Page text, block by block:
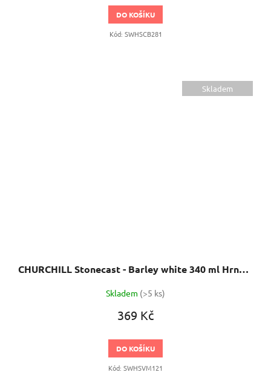
DO KOŠÍKU
Kód: SWHSCB281
Skladem
CHURCHILL Stonecast - Barley white 340 ml Hrnek, ručně zdobený
Skladem (>5 ks)
369 Kč
DO KOŠÍKU
Kód: SWHSVM121